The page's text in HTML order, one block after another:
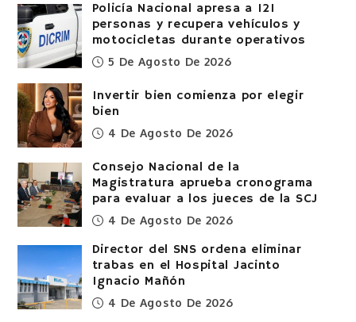
Policía Nacional apresa a 121
personas y recupera vehículos y
motocicletas durante operativos
5 De Agosto De 2026
Invertir bien comienza por elegir
bien
4 De Agosto De 2026
Consejo Nacional de la
Magistratura aprueba cronograma
para evaluar a los jueces de la SCJ
4 De Agosto De 2026
Director del SNS ordena eliminar
trabas en el Hospital Jacinto
Ignacio Mañón
4 De Agosto De 2026